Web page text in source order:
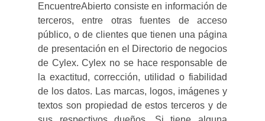
EncuentreAbierto consiste en información de
terceros, entre otras fuentes de acceso
público, o de clientes que tienen una página
de presentación en el Directorio de negocios
de Cylex. Cylex no se hace responsable de
la exactitud, corrección, utilidad o fiabilidad
de los datos. Las marcas, logos, imágenes y
textos son propiedad de estos terceros y de